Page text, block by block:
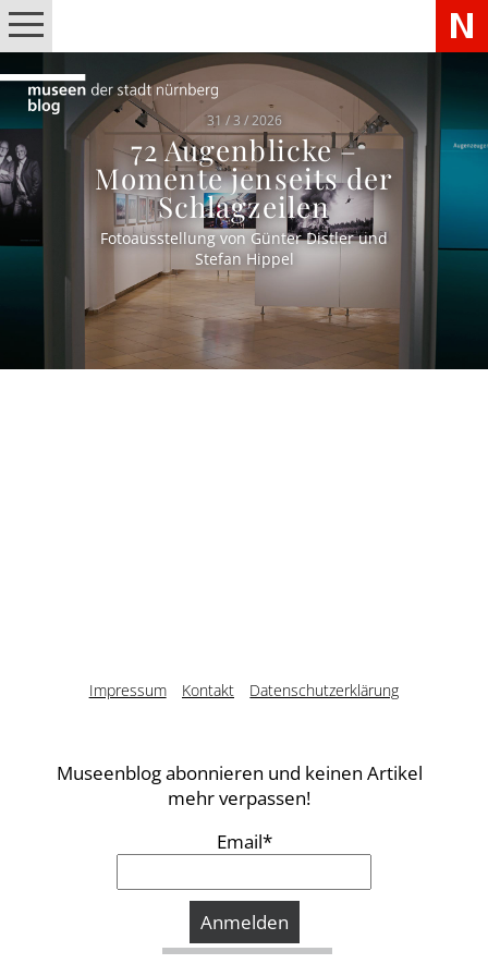
31 / 3 / 2026
72 Augenblicke –
Momente jenseits der
Schlagzeilen
Fotoausstellung von Günter Distler und
Stefan Hippel
Impressum Kontakt Datenschutzerklärung
Museenblog abonnieren und keinen Artikel
mehr verpassen!
Email*